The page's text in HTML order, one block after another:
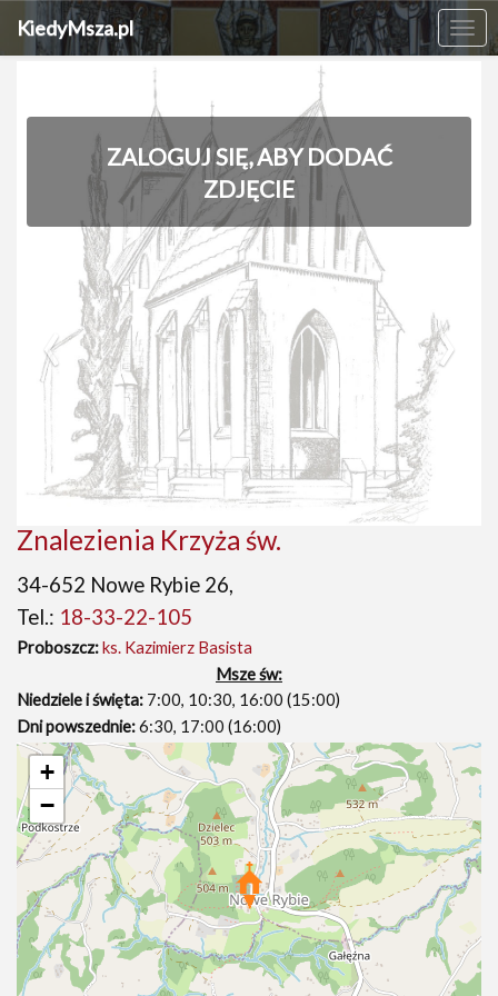
KiedyMsza.pl
ZALOGUJ SIĘ, ABY DODAĆ
ZDJĘCIE
‹ ›
Znalezienia Krzyża św.
34-652 Nowe Rybie 26,
Tel.: 18-33-22-105
Proboszcz:ks. Kazimierz Basista
Msze św:
Niedziele i święta: 7:00, 10:30, 16:00 (15:00)
Dni powszednie:6:30, 17:00 (16:00)
+
−